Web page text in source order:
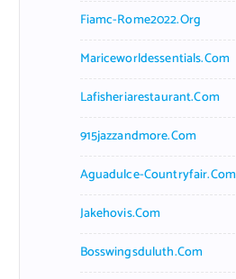
Fiamc-Rome2022.org
Mariceworldessentials.com
Lafisheriarestaurant.com
915jazzandmore.com
Aguadulce-Countryfair.com
Jakehovis.com
Bosswingsduluth.com